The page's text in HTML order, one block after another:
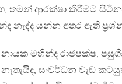
තමන් ආරක්ෂා කිරීමට සිටින
නැද්ද යන්න අතර ඇති
මහින්ද රාජපක්ෂ,
සංවර්ධන වැඩ